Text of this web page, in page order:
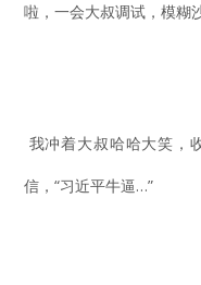
啦，一会大叔调试，模糊
我冲着大叔哈哈大笑，
信，“习近平牛逼…”